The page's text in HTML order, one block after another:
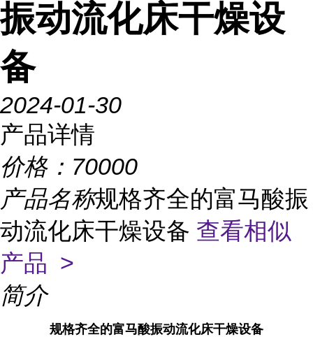
振动流化床干燥设
备
2024-01-30
产品详情
价格： 70000
产品名称规格齐全的富马酸振
动流化床干燥设备 查看相似
产品 >
简介
规格齐全的富马酸振动流化床干燥设备